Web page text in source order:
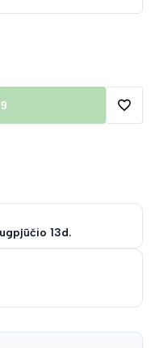
13d.